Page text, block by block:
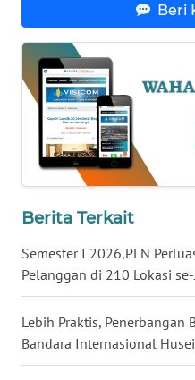
Beri
Berita Terkait
Semester I 2026,PLN
Pelanggan di 210 Lokasi
Lebih Praktis, Penerbangan
Bandara Internasional
WN
JABAR
WN
BANTEN
PAPUA